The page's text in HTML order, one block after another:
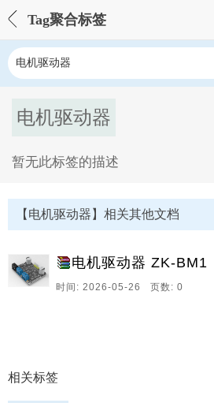
Tag聚合标签
电机驱动器
暂无此标签的描述
【电机驱动器】相关其他文档
电机驱动器 ZK-BM1
时间: 2026-05-26 页数: 0
相关标签